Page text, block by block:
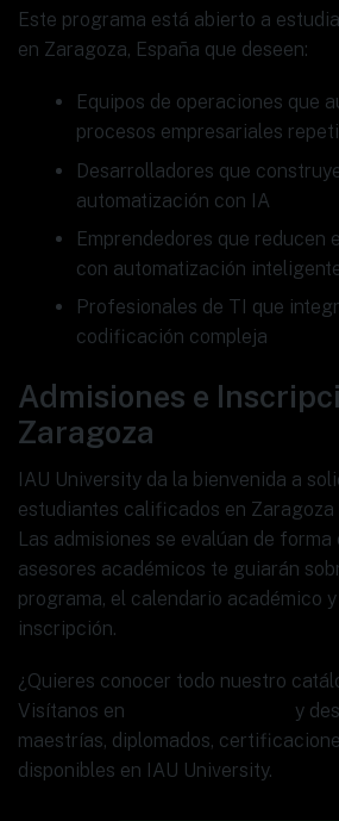
Este programa está abierto a
en Zaragoza, España que deseen:
Equipos de operaciones que
procesos empresariales
Desarrolladores que
automatización con IA
Emprendedores que reducen
con automatización
Profesionales de TI que
codificación compleja
Admisiones e
Zaragoza
IAU University da la bienvenida a
estudiantes calificados en Zaragoza
Las admisiones se evalúan de
asesores académicos te guiarán
programa, el calendario académico
inscripción.
¿Quieres conocer todo nuestro
Visítanos en
y
maestrías, diplomados,
disponibles en IAU University.